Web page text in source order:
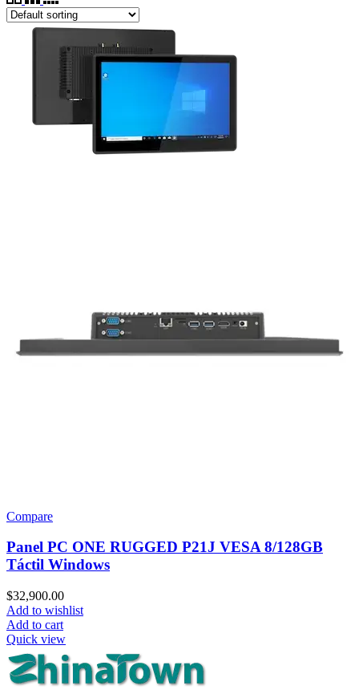
Compare
Panel PC ONE RUGGED P21J VESA 8/128GB
Táctil Windows
$32,900.00
Add to wishlist
Add to cart
Quick view